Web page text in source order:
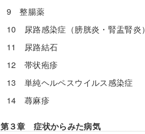
9 整腸薬
10 尿路感染症（膀胱炎・腎盂腎炎）
11 尿路結石
12 帯状疱疹
13 単純ヘルペスウイルス感染症
14 蕁麻疹
第３章 症状からみた病気